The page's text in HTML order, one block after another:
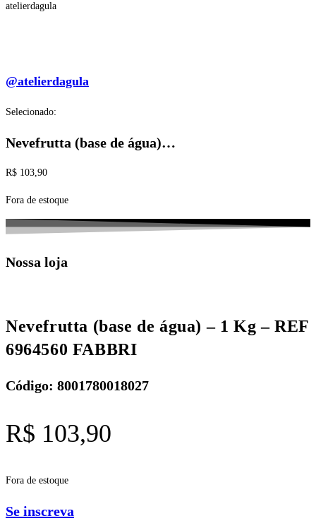
atelierdagula
@atelierdagula
Selecionado:
Nevefrutta (base de água)…
R$ 103,90
Fora de estoque
Nossa loja
Nevefrutta (base de água) – 1 Kg – REF
6964560 FABBRI
Código: 8001780018027
R$ 103,90
Fora de estoque
Se inscreva